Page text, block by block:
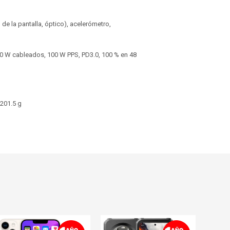
la pantalla, óptico), acelerómetro,
cableados, 100 W PPS, PD3.0, 100 % en 48
g